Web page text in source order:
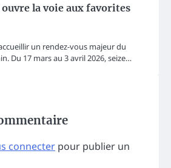
la voie aux favorites
un rendez-vous majeur du
Du 17 mars au 3 avril 2026, seize…
connecter pour publier un